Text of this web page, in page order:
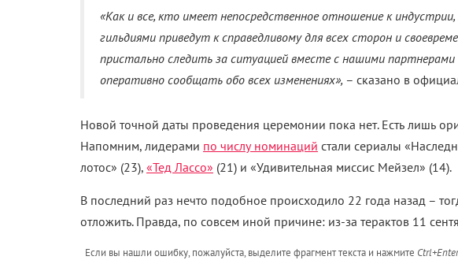
«Как и все, кто имеет непосредственное отношение к
гильдиями приведут к справедливому для всех сторон и
пристально следить за ситуацией вместе с нашими партнерами
оперативно сообщать обо всех изменениях», – сказано в
Новой точной даты проведения церемонии пока нет. Есть лишь
Напомним, лидерами по числу номинаций стали сериалы
лотос» (23), «Тед Лассо» (21) и «Удивительная миссис Мейзел» (14).
В последний раз нечто подобное происходило 22 года назад –
отложить. Правда, по совсем иной причине: из-за терактов 11
Если вы нашли ошибку, пожалуйста, выделите фрагмент текста и нажмите Ctrl+Enter